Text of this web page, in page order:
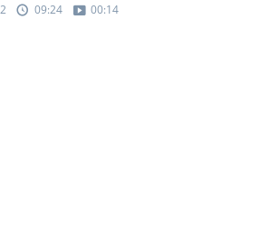
09:24 00:14